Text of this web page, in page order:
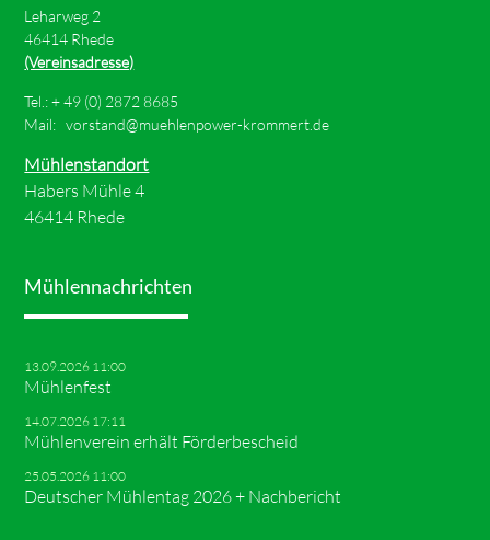
Leharweg 2
46414 Rhede
(Vereinsadresse)
Tel.: +49 (0) 2872 8685
Mail:vorstand@muehlenpower-krommert.de
Mühlenstandort
Habers Mühle 4
46414 Rhede
Mühlennachrichten
13.09.2026 11:00
Mühlenfest
14.07.2026 17:11
Mühlenverein erhält Förderbescheid
25.05.2026 11:00
Deutscher Mühlentag 2026 + Nachbericht